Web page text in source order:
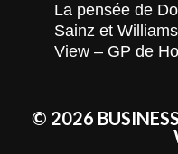
La pensée de
Sainz et Williams
View – GP de
© 2026